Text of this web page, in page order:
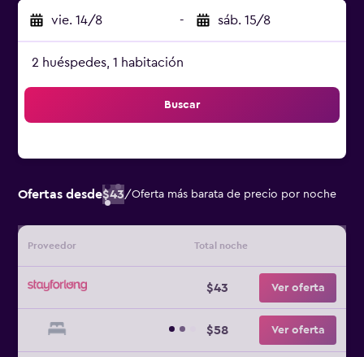
vie. 14/8 - sáb. 15/8
2 huéspedes, 1 habitación
Buscar
Ofertas desde$43/Oferta más barata de precio por noche
Proveedor Total noche
$43 Ver oferta
$58 Ver oferta